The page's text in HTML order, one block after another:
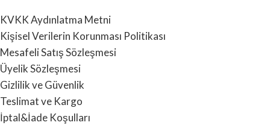
KVKK Aydınlatma Metni
Kişisel Verilerin Korunması Politikası
Mesafeli Satış Sözleşmesi
Üyelik Sözleşmesi
Gizlilik ve Güvenlik
Teslimat ve Kargo
İptal&İade Koşulları